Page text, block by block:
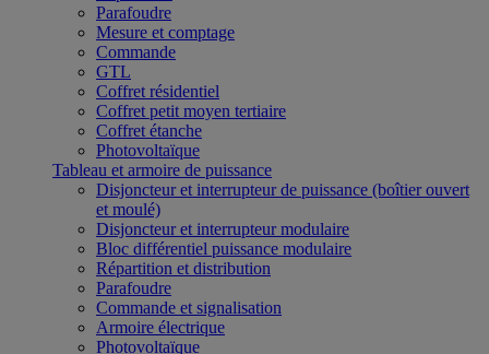
Parafoudre
Mesure et comptage
Commande
GTL
Coffret résidentiel
Coffret petit moyen tertiaire
Coffret étanche
Photovoltaïque
Tableau et armoire de puissance
Disjoncteur et interrupteur de puissance (boîtier ouvert
et moulé)
Disjoncteur et interrupteur modulaire
Bloc différentiel puissance modulaire
Répartition et distribution
Parafoudre
Commande et signalisation
Armoire électrique
Photovoltaïque